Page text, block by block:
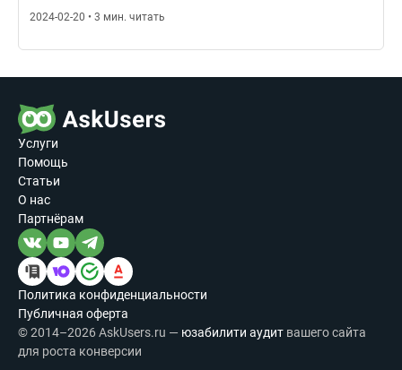
2024-02-20 • 3 мин. читать
Услуги
Помощь
Статьи
О нас
Партнёрам
Политика конфиденциальности
Публичная оферта
© 2014–2026 AskUsers.ru — юзабилити аудит вашего сайта
для роста конверсии